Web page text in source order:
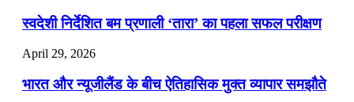
स्वदेशी निर्देशित बम प्रणाली ‘तारा’ का पहला सफल परीक्षण
April 29, 2026
भारत और न्यूजीलैंड के बीच ऐतिहासिक मुक्त व्यापार समझौते